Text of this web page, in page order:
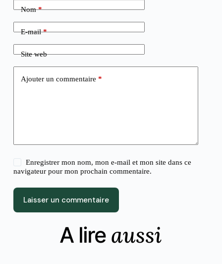
Nom*
E-mail*
Site web
Ajouter un commentaire *
Enregistrer mon nom, mon e-mail et mon site dans ce
navigateur pour mon prochain commentaire.
Laisser un commentaire
A lire aussi